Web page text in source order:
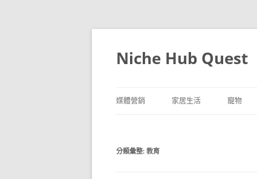
跳
要
內
Niche Hub Quest
媒體營銷 家居生活 寵物
分類彙整: 教育